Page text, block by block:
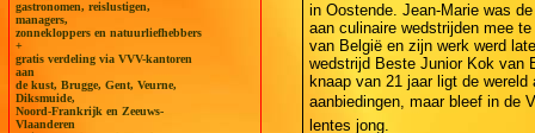
gastronomen, reislustigen,
managers,
zonnekloppers en natuurliefhebbers
+
gratis verdeling via VVV-kantoren
aan
de kust, Brugge, Gent, Veurne,
Diksmuide,
Noord-Frankrijk en Zeeuws-
Vlaanderen
in Oostende. Jean-Marie was
aan culinaire wedstrijden mee
van België en zijn werk werd
wedstrijd Beste Junior Kok van
knaap van 21 jaar ligt de
aanbiedingen, maar bleef in de
lentes jong.